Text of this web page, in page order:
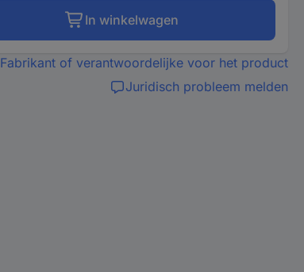
In winkelwagen
Fabrikant of verantwoordelijke voor het product
Juridisch probleem melden